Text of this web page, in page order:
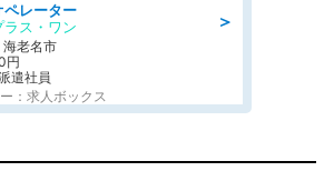
＞
ペレーター
ス・ワン
海老名市
円
遣社員
：求人ボックス